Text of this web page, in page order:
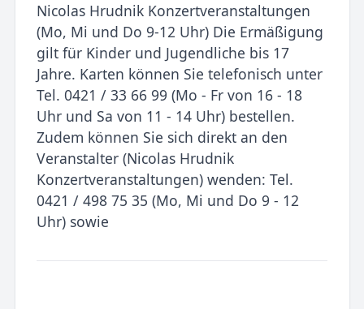
Nicolas Hrudnik Konzertveranstaltungen
(Mo, Mi und Do 9-12 Uhr) Die Ermäßigung
gilt für Kinder und Jugendliche bis 17
Jahre. Karten können Sie telefonisch unter
Tel. 0421 / 33 66 99 (Mo - Fr von 16 - 18
Uhr und Sa von 11 - 14 Uhr) bestellen.
Zudem können Sie sich direkt an den
Veranstalter (Nicolas Hrudnik
Konzertveranstaltungen) wenden: Tel.
0421 / 498 75 35 (Mo, Mi und Do 9 - 12
Uhr) sowie